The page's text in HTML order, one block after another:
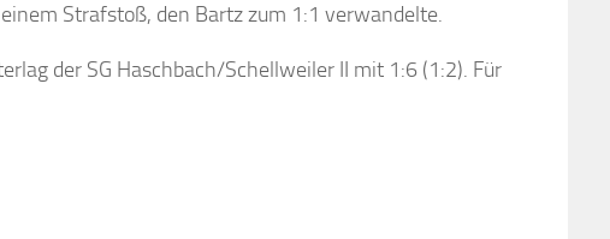
Strafstoß, den Bartz zum 1:1 verwandelte.
der SG Haschbach/Schellweiler II mit 1:6 (1:2). Für